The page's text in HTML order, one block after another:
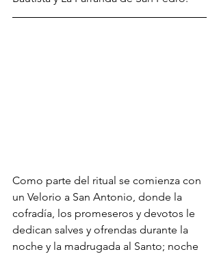
Como parte del ritual se comienza con
un Velorio a San Antonio, donde la
cofradía, los promeseros y devotos le
dedican salves y ofrendas durante la
noche y la madrugada al Santo; noche